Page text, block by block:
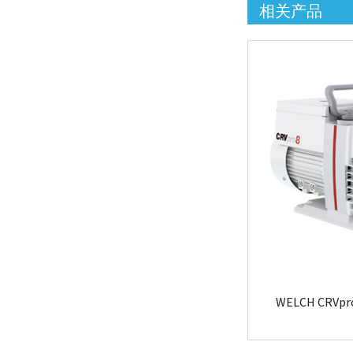
相关产品
WELCH